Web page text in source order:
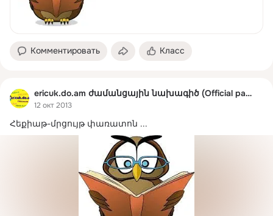
Комментировать Класс
ericuk.do.am ժամանցային նախագիծ (Official page)
12 окт 2013
Հեքիաթ-մրցույթ փառատոն ...